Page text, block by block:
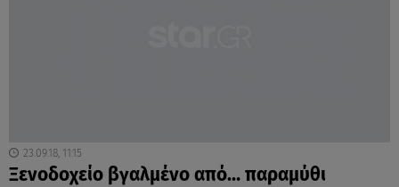
23.09.18, 11:15
Ξενοδοχείο βγαλμένο από… παραμύθι